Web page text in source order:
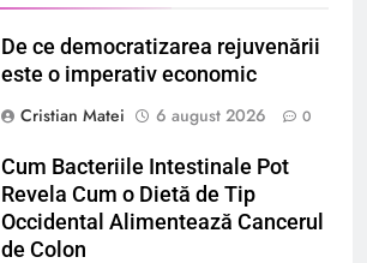
De ce democratizarea rejuvenării
este o imperativ economic
Cristian Matei
6 august 2026 0
Cum Bacteriile Intestinale Pot
Revela Cum o Dietă de Tip
Occidental Alimentează Cancerul
de Colon